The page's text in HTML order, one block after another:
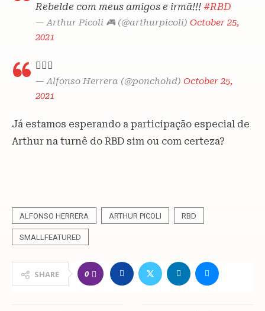
Rebelde com meus amigos e irmã!!! #RBD
— Arthur Picoli 🎮 (@arthurpicoli) October 25,
2021
🤷🏻‍♂️
— Alfonso Herrera (@ponchohd) October 25,
2021
Já estamos esperando a participação especial de
Arthur na turnê do RBD sim ou com certeza?
ALFONSO HERRERA ARTHUR PICOLI RBD
SMALLFEATURED
SHARE 0